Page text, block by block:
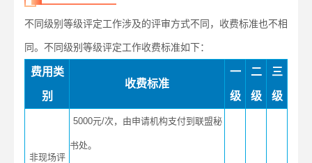
不同级别等级评定工作涉及的评审方式不同，收费标准也不相
同。不同级别等级评定工作收费标准如下：
费用类
别
收费标准
一
级
二
级
三
级
非现场评
5000元/次，由申请机构支付到联盟秘
书处。